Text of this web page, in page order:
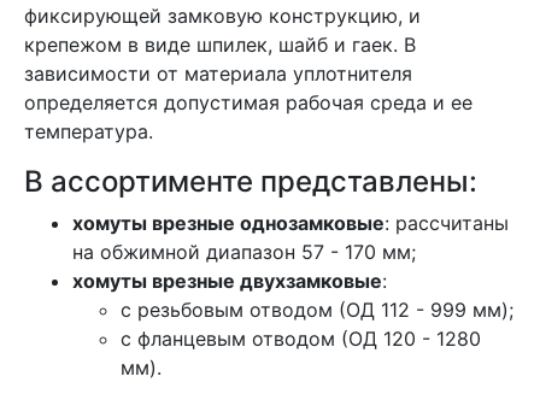
фиксирующей замковую конструкцию, и
крепежом в виде шпилек, шайб и гаек. В
зависимости от материала уплотнителя
определяется допустимая рабочая среда и ее
температура.
В ассортименте представлены:
хомуты врезные однозамковые: рассчитаны
на обжимной диапазон 57 - 170 мм;
хомуты врезные двухзамковые:
с резьбовым отводом (ОД 112 - 999 мм);
с фланцевым отводом (ОД 120 - 1280
мм).